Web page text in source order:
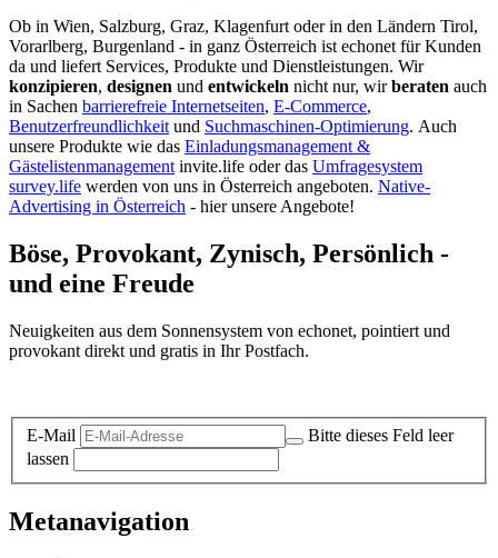
Ob in Wien, Salzburg, Graz, Klagenfurt oder in den Ländern Tirol,
Vorarlberg, Burgenland - in ganz Österreich ist echonet für Kunden
da und liefert Services, Produkte und Dienstleistungen. Wir
konzipieren, designen und entwickeln nicht nur, wirberaten auch
in Sachen barrierefreie Internetseiten, E-Commerce,
Benutzerfreundlichkeit und Suchmaschinen-Optimierung. Auch
unsere Produkte wie das Einladungsmanagement &
Gästelistenmanagement invite.life oder das Umfragesystem
survey.life werden von uns in Österreich angeboten. Native-
Advertising in Österreich - hier unsere Angebote!
Böse, Provokant, Zynisch, Persönlich -
und eine Freude
Neuigkeiten aus dem Sonnensystem von echonet, pointiert und
provokant direkt und gratis in Ihr Postfach.
E-Mail
Bitte dieses Feld leer
lassen
Metanavigation